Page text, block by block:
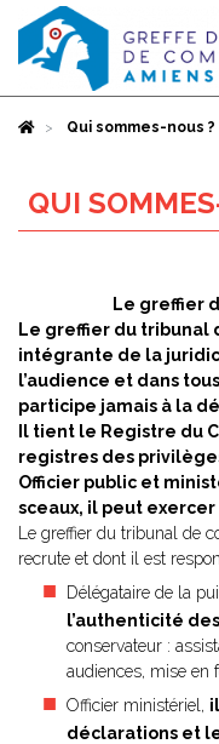
AccueilQui sommes-nous ?
QUI
Le greffier
Le greffier du
intégrante de la
l’audience et dans
participe jamais à la
Il tient le Registre du
registres des
Officier public et
sceaux, il peut
Le greffier du tribunal de
recrute et dont il est
Délégataire de la
l’authenticité
conservateur :
audiences, mise en
Officier ministériel,
déclarations et